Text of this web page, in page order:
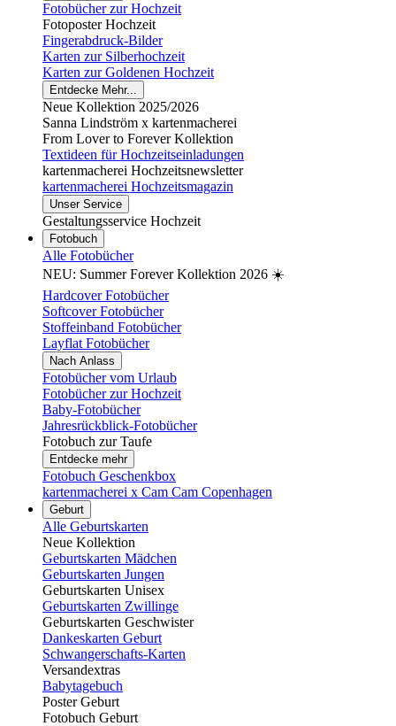
Fotobücher zur Hochzeit
Fotoposter Hochzeit
Fingerabdruck-Bilder
Karten zur Silberhochzeit
Karten zur Goldenen Hochzeit
Entdecke Mehr...
Neue Kollektion 2025/2026
Sanna Lindström x kartenmacherei
From Lover to Forever Kollektion
Textideen für Hochzeitseinladungen
kartenmacherei Hochzeitsnewsletter
kartenmacherei Hochzeitsmagazin
Unser Service
Gestaltungsservice Hochzeit
Fotobuch
Alle Fotobücher
NEU: Summer Forever Kollektion 2026 ☀️
Hardcover Fotobücher
Softcover Fotobücher
Stoffeinband Fotobücher
Layflat Fotobücher
Nach Anlass
Fotobücher vom Urlaub
Fotobücher zur Hochzeit
Baby-Fotobücher
Jahresrückblick-Fotobücher
Fotobuch zur Taufe
Entdecke mehr
Fotobuch Geschenkbox
kartenmacherei x Cam Cam Copenhagen
Geburt
Alle Geburtskarten
Neue Kollektion
Geburtskarten Mädchen
Geburtskarten Jungen
Geburtskarten Unisex
Geburtskarten Zwillinge
Geburtskarten Geschwister
Dankeskarten Geburt
Schwangerschafts-Karten
Versandextras
Babytagebuch
Poster Geburt
Fotobuch Geburt